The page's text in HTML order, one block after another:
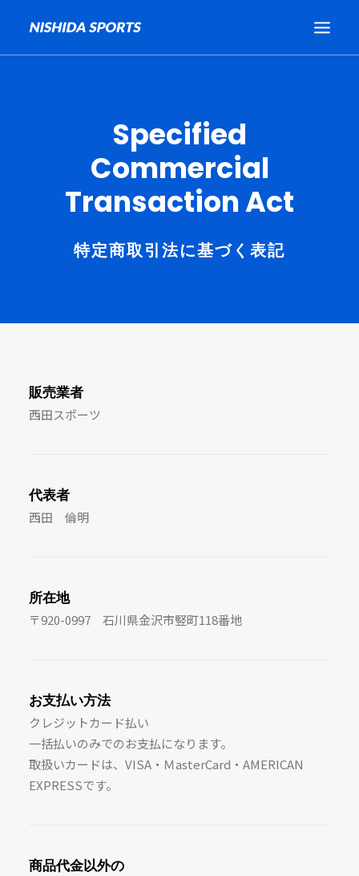
Top
Business
Company
Online Shop
News
Specified
Commercial
Transaction Act
特定商取引法に基づく表記
販売業者
西田スポーツ
代表者
西田 倫明
所在地
〒920-0997 石川県金沢市竪町118番地
お支払い方法
クレジットカード払い
一括払いのみでのお支払になります。
取扱いカードは、VISA・ＭasterCard・AMERICAN
EXPRESSです。
商品代金以外の